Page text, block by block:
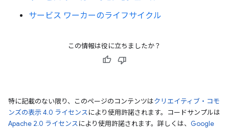
サービス ワーカーのライフサイクル
この情報は役に立ちましたか？
特に記載のない限り、このページのコンテンツはクリエイティブ・コモ
ンズの表示 4.0 ライセンスにより使用許諾されます。コードサンプルは
Apache 2.0 ライセンスにより使用許諾されます。詳しくは、 Google